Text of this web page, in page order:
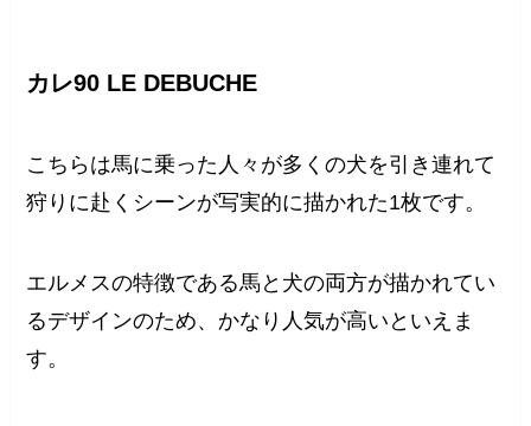
カレ90 LE DEBUCHE
こちらは馬に乗った人々が多くの犬を引き連れて
狩りに赴くシーンが写実的に描かれた1枚です。
エルメスの特徴である馬と犬の両方が描かれてい
るデザインのため、かなり人気が高いといえま
す。